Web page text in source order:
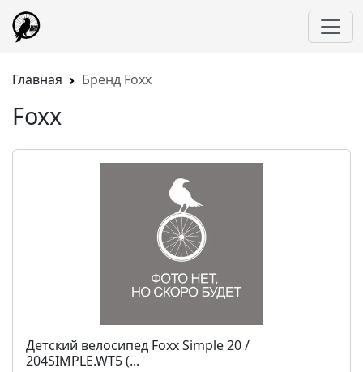
Главная Бренд Foxx
Foxx
Детский велосипед Foxx Simple 20 /
204SIMPLE.WT5 (...